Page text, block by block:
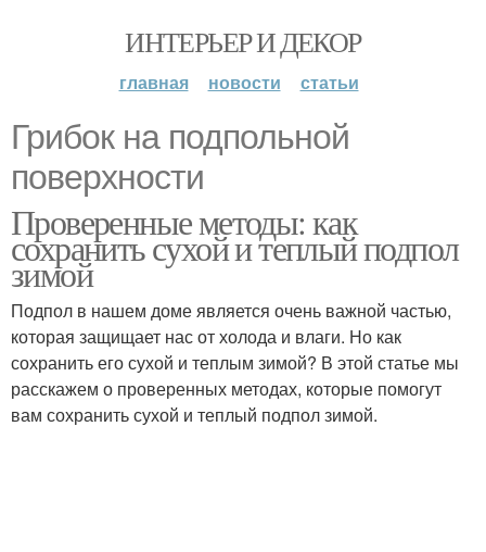
ИНТЕРЬЕР И ДЕКОР
главная новости статьи
Грибок на подпольной
поверхности
Проверенные методы: как
сохранить сухой и теплый подпол
зимой
Подпол в нашем доме является очень важной частью,
которая защищает нас от холода и влаги. Но как
сохранить его сухой и теплым зимой? В этой статье мы
расскажем о проверенных методах, которые помогут
вам сохранить сухой и теплый подпол зимой.